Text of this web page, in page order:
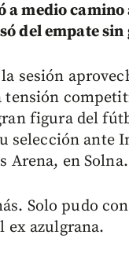
a medio
del empate
sesión
tensión
figura del
selección ante
Arena, en Solna.
Solo pudo
ex azulgrana.